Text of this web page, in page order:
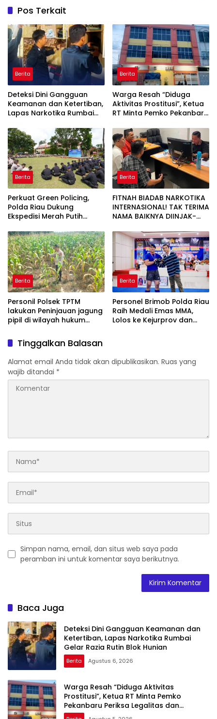
Pos Terkait
Berita
Deteksi Dini Gangguan
Keamanan dan Ketertiban,
Lapas Narkotika Rumbai
Hunian
Berita
Warga Resah “Diduga
Aktivitas Prostitusi”, Ketua
RT Minta Pemko Pekanbaru
Aktivitas Z Homestay di
Jalan Tanjung Datuk
Berita
Perkuat Green Policing,
Polda Riau Dukung
Ekspedisi Merah Putih
Penanaman Mangrove
Berita
FITNAH BIADAB NARKOTIKA
INTERNASIONAL! TAK TERIMA
NAMA BAIKNYA DIINJAK-
DECLARE WAR: SIAP Bantai
DAN SERET AKUN PEMBUNUH
KARAKTER KE PENJARA
POLDA KEPRI!
Berita
Personil Polsek TPTM
lakukan Peninjauan jagung
pipil di wilayah hukum
Berita
Personel Brimob Polda Riau
Raih Medali Emas MMA,
Lolos ke Kejurprov dan
Tinggalkan Balasan
Alamat email Anda tidak akan dipublikasikan. Ruas yang
wajib ditandai *
Simpan nama, email, dan situs web saya pada
peramban ini untuk komentar saya berikutnya.
Baca Juga
Deteksi Dini Gangguan Keamanan dan
Ketertiban, Lapas Narkotika Rumbai
Gelar Razia Rutin Blok Hunian
Berita Agustus 6, 2026
Warga Resah “Diduga Aktivitas
Prostitusi”, Ketua RT Minta Pemko
Pekanbaru Periksa Legalitas dan
Aktivitas Z Homestay di Jalan Tanjung